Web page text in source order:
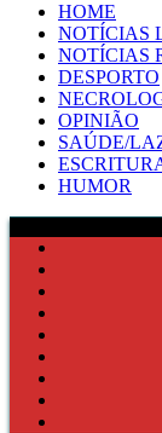
HOME
NOTÍCIAS
NOTÍCIAS
DESPORTO
OPINIÃO
SAÚDE/
HUMOR